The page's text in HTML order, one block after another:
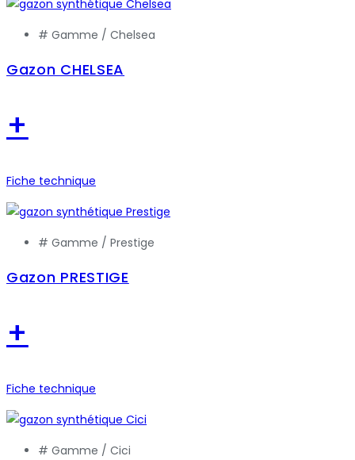
# Gamme / Chelsea
Gazon CHELSEA
+
Fiche technique
# Gamme / Prestige
Gazon PRESTIGE
+
Fiche technique
# Gamme / Cici